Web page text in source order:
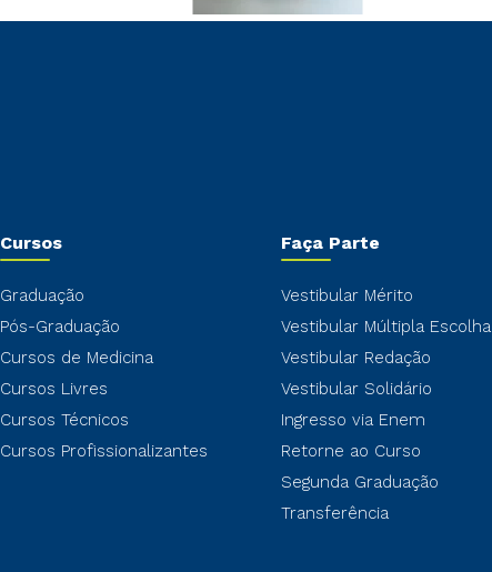
Cursos
Graduação
Pós-Graduação
Cursos de Medicina
Cursos Livres
Cursos Técnicos
Cursos Profissionalizantes
Faça Parte
Vestibular Mérito
Vestibular Múltipla Escolha
Vestibular Redação
Vestibular Solidário
Ingresso via Enem
Retorne ao Curso
Segunda Graduação
Transferência